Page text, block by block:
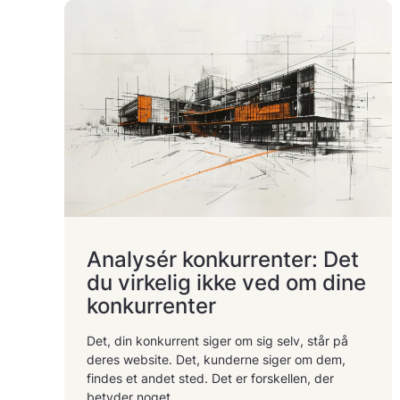
Analysér konkurrenter: Det
du virkelig ikke ved om dine
konkurrenter
Det, din konkurrent siger om sig selv, står på
deres website. Det, kunderne siger om dem,
findes et andet sted. Det er forskellen, der